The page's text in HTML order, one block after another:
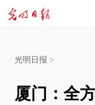
光明日报 >
厦门：全